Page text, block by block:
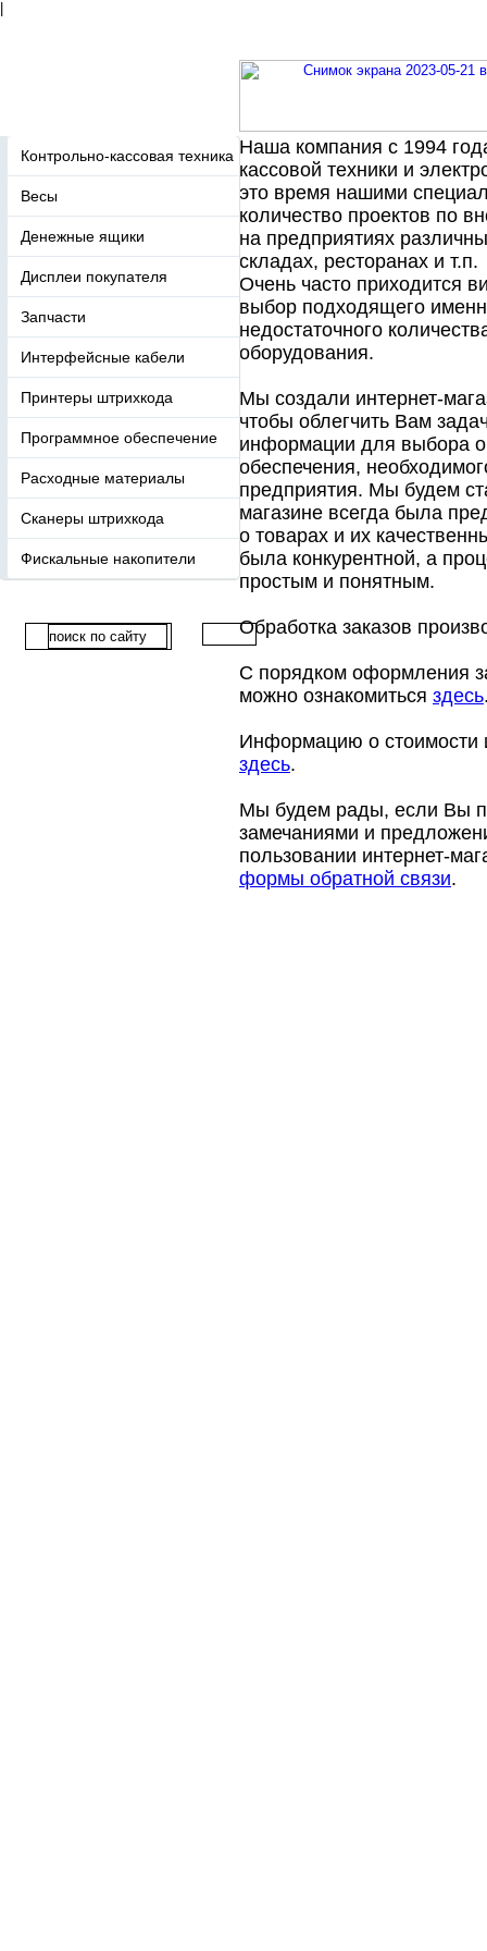
Контрольно-кассовая техника
Весы
Денежные ящики
Дисплеи покупателя
Запчасти
Интерфейсные кабели
Принтеры штрихкода
Программное обеспечение
Расходные материалы
Сканеры штрихкода
Фискальные накопители
Наша компания с 1994
кассовой техники и
это время нашими
количество проектов по
на предприятиях
складах, ресторанах и т.п.
Очень часто приходится
выбор подходящего
недостаточного
оборудования.
Мы создали интернет-
чтобы облегчить Вам
информации для выбора
обеспечения,
предприятия. Мы будем
магазине всегда была
о товарах и их
была конкурентной, а
простым и понятным.
Обработка заказов
С порядком оформления
можно ознакомиться здесь
Информацию о стоимости
здесь.
Мы будем рады, если Вы
замечаниями и
пользовании интернет-
формы обратной связи.